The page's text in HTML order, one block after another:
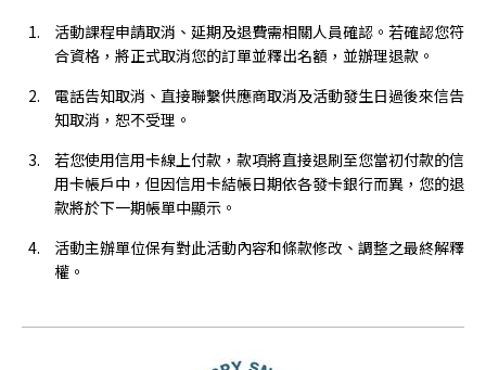
活動課程申請取消、延期及退費需相關人員確認。若確認您符
合資格，將正式取消您的訂單並釋出名額，並辦理退款。
電話告知取消、直接聯繫供應商取消及活動發生日過後來信告
知取消，恕不受理。
若您使用信用卡線上付款，款項將直接退刷至您當初付款的信
用卡帳戶中，但因信用卡結帳日期依各發卡銀行而異，您的退
款將於下一期帳單中顯示。
活動主辦單位保有對此活動內容和條款修改、調整之最終解釋
權。